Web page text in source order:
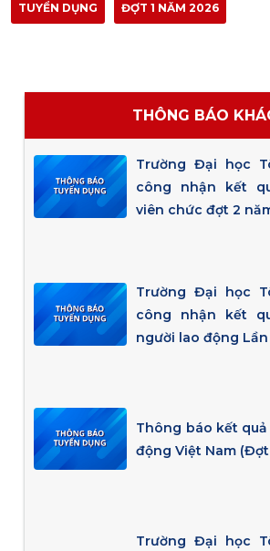
TUYỂN DỤNG ĐỢT 1 NĂM 2026
THÔNG BÁO
Trường Đại học
công nhận kết
viên chức đợt 2
Trường Đại học
công nhận kết
người lao động
Thông báo kết
động Việt Nam
Trường Đại học